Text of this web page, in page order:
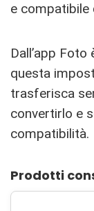
e compatibile
Dall’app
questa
trasferisca
convertirlo e
compatibilità.
Prodotti